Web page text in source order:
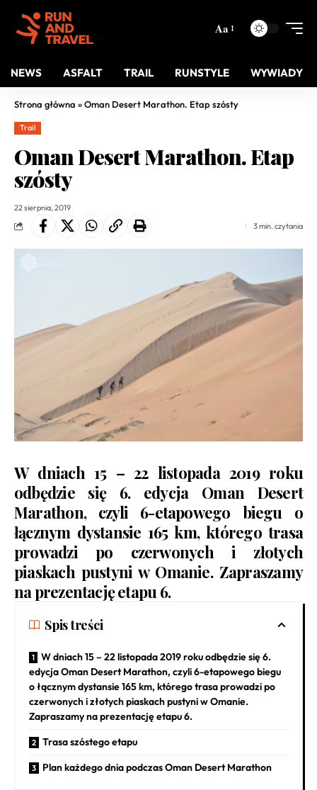
Aa
NEWS ASFALT TRAIL RUNSTYLE WYWIADY
Strona główna »Oman Desert Marathon. Etap szósty
Trail
Oman Desert Marathon. Etap
szósty
22 sierpnia, 2019
3 min. czytania
W dniach 15 – 22 listopada 2019 roku
odbędzie się 6. edycja Oman Desert
Marathon, czyli 6-etapowego biegu o
łącznym dystansie 165 km, którego trasa
prowadzi po czerwonych i złotych
piaskach pustyni w Omanie. Zapraszamy
na prezentację etapu 6.
Spis treści
W dniach 15 – 22 listopada 2019 roku odbędzie się 6.
edycja Oman Desert Marathon, czyli 6-etapowego biegu
o łącznym dystansie 165 km, którego trasa prowadzi po
czerwonych i złotych piaskach pustyni w Omanie.
Zapraszamy na prezentację etapu 6.
Trasa szóstego etapu
Plan każdego dnia podczas Oman Desert Marathon